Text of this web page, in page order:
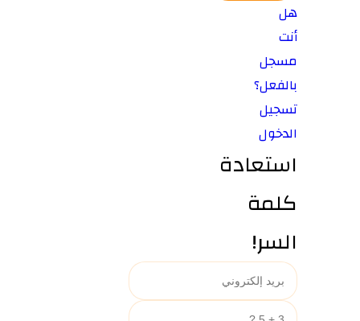
هل
أنت
مسجل
بالفعل؟
تسجيل
الدخول
استعادة
كلمة
السر!